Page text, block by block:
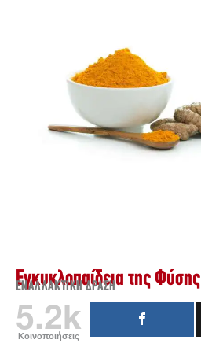
Εγκυκλοπαίδεια της Φύσης
ΕΝΑΛΛΑΚΤΙΚΉ ΔΡΆΣΗ
5.2k
Κοινοποιήσεις